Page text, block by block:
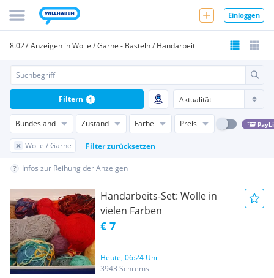
Einloggen
8.027 Anzeigen in Wolle / Garne - Basteln / Handarbeit
Bundesland Zustand Farbe Preis
Wolle / Garne Filter zurücksetzen
Filtern 1
Infos zur Reihung der Anzeigen
Handarbeits-Set: Wolle in
vielen Farben
€ 7
Heute, 06:24 Uhr
3943 Schrems